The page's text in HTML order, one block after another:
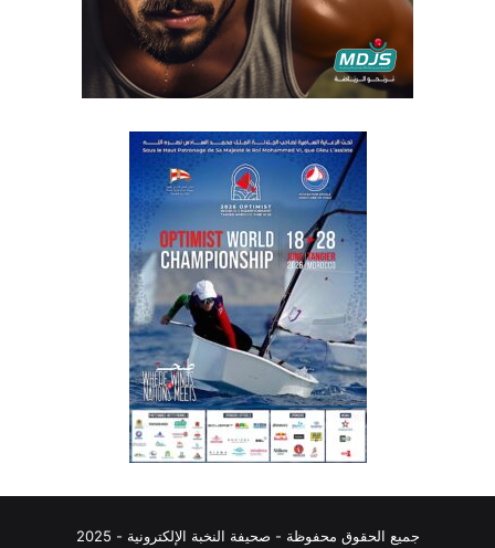
جميع الحقوق محفوظة - صحيفة النخبة الإلكترونية - 2025